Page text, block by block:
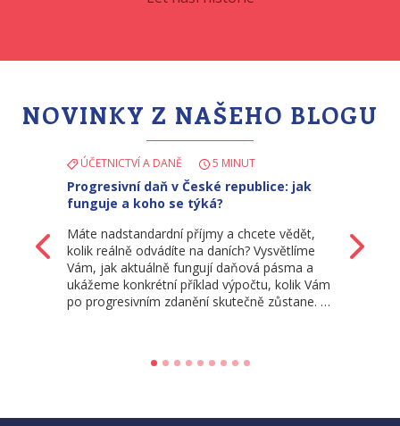
NOVINKY Z NAŠEHO BLOGU
Zpět
ÚČETNICTVÍ A DANĚ 5 MINUT
Progresivní daň v České republice: jak
funguje a koho se týká?
Máte nadstandardní příjmy a chcete vědět,
kolik reálně odvádíte na daních? Vysvětlíme
Vám, jak aktuálně fungují daňová pásma a
ukážeme konkrétní příklad výpočtu, kolik Vám
po progresivním zdanění skutečně zůstane. …